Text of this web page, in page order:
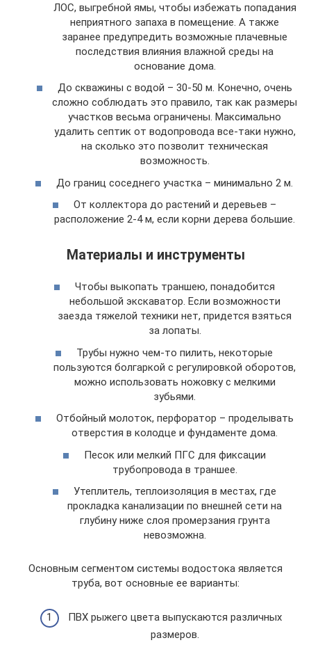
ЛОС, выгребной ямы, чтобы избежать попадания
неприятного запаха в помещение. А также
заранее предупредить возможные плачевные
последствия влияния влажной среды на
основание дома.
До скважины с водой – 30-50 м. Конечно, очень
сложно соблюдать это правило, так как размеры
участков весьма ограничены. Максимально
удалить септик от водопровода все-таки нужно,
на сколько это позволит техническая
возможность.
До границ соседнего участка – минимально 2 м.
От коллектора до растений и деревьев –
расположение 2-4 м, если корни дерева большие.
Материалы и инструменты
Чтобы выкопать траншею, понадобится
небольшой экскаватор. Если возможности
заезда тяжелой техники нет, придется взяться
за лопаты.
Трубы нужно чем-то пилить, некоторые
пользуются болгаркой с регулировкой оборотов,
можно использовать ножовку с мелкими
зубьями.
Отбойный молоток, перфоратор – проделывать
отверстия в колодце и фундаменте дома.
Песок или мелкий ПГС для фиксации
трубопровода в траншее.
Утеплитель, теплоизоляция в местах, где
прокладка канализации по внешней сети на
глубину ниже слоя промерзания грунта
невозможна.
Основным сегментом системы водостока является
труба, вот основные ее варианты:
ПВХ рыжего цвета выпускаются различных
размеров.